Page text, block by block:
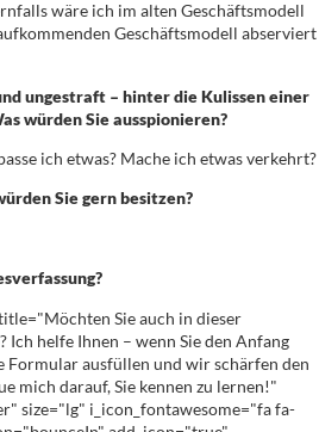
wäre ich im alten Geschäftsmodell
Geschäftsmodell abserviert
ungestraft – hinter die Kulissen einer
würden Sie ausspionieren?
ich etwas? Mache ich etwas verkehrt?
Sie gern besitzen?
Sie auch in dieser
Ich helfe Ihnen – wenn Sie den Anfang
Formular ausfüllen und wir schärfen den
mich darauf, Sie kennen zu lernen!"
size="lg" i_icon_fontawesome="fa fa-